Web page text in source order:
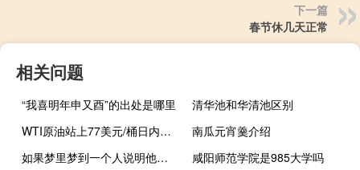
下一篇
春节休几天正常
相关问题
“我喜明年申又酉”的出处是哪里
清华池和华清池区别
WTI原油站上77美元/桶日内涨1.84%
南瓜元宵羹介绍
如果梦里梦到一个人说明他在想你（如果在梦里梦见一个人就说明对方在想你 是真的吗）
咸阳师范学院是985大学吗